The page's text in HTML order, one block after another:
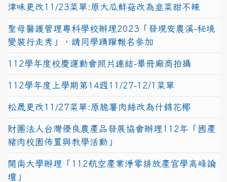
津味更改11/23菜單:原大瓜鮮菇改為韭菜甜不辣
聖母醫護管理專科學校辦理2023「發現安農溪-秘境
變裝行走秀」，請同學踴躍報名參加
112學年度校慶運動會照片連結-畢冊廠商拍攝
112學年度上學期第14週11/27-12/1菜單
松晟更改11/27菜單:原脆薯肉絲改為什錦花椰
財團法人台灣優良農產品發展協會辦理112年「國產
豬肉校園佈置與教學活動」
開南大學辦理「112航空產業淨零排放產官學高峰論
壇」